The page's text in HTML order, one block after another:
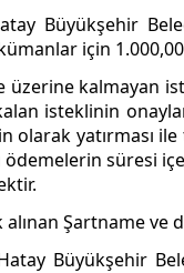
Büyükşehir
için
üzerine kalmayan
isteklinin
olarak yatırması
ödemelerin süresi
alınan Şartname
Büyükşehir